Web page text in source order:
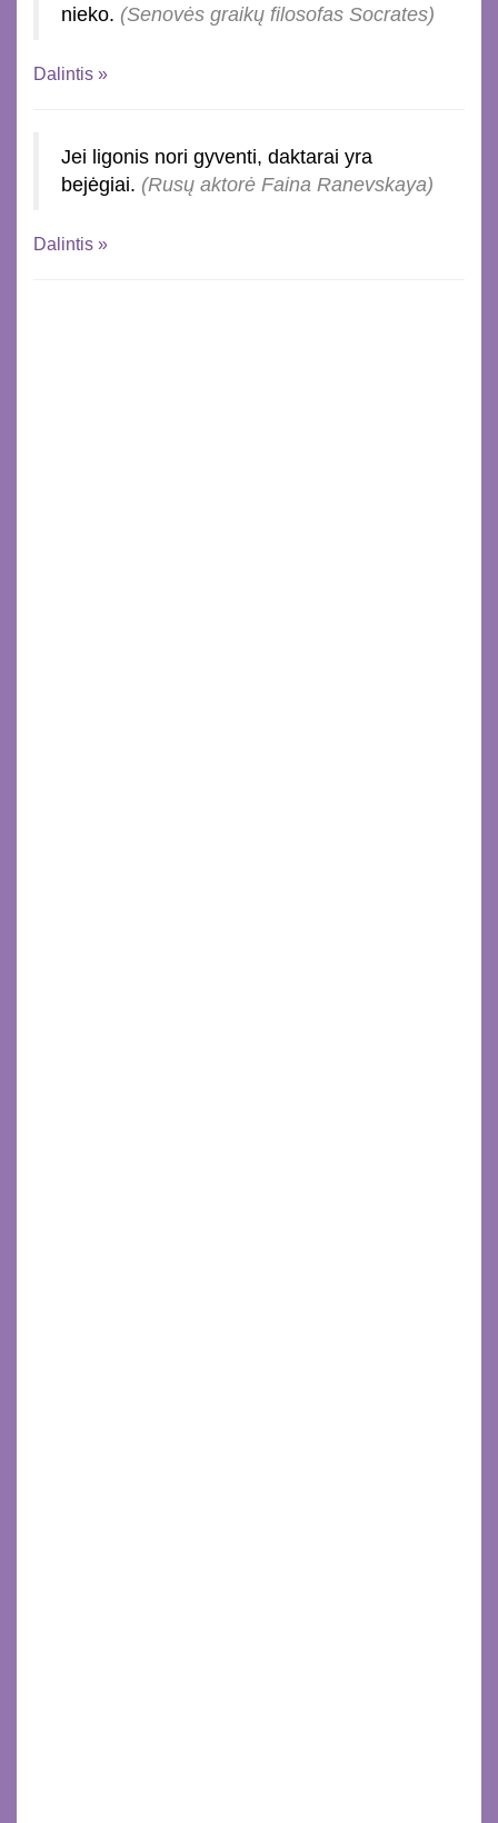
nieko. (Senovės graikų filosofas Socrates)
Dalintis »
Jei ligonis nori gyventi, daktarai yra
bejėgiai. (Rusų aktorė Faina Ranevskaya)
Dalintis »